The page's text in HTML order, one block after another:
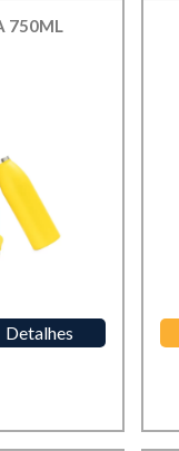
750ML
Detalhes